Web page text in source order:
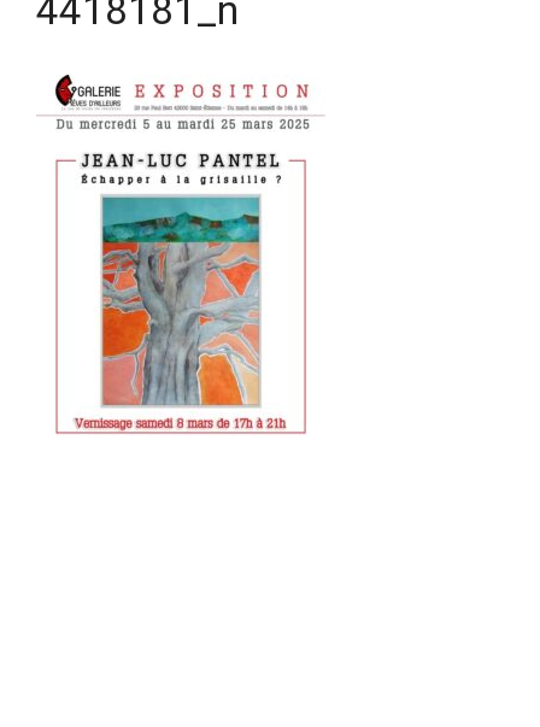
4418181_n